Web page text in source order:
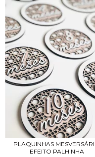
PLAQUINHAS
EFEITO PALHINHA